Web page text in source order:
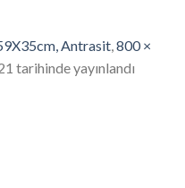
Antrasit,800 ×
tarihinde yayınlandı